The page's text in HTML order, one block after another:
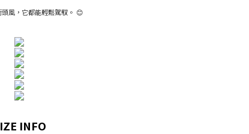
風，它都能輕鬆駕馭。 😊
INFO